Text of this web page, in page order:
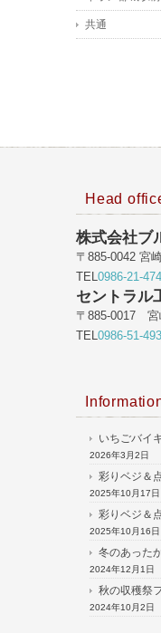
共通
Head
株式会社ブ
〒885-0042 宮
TEL0986-21-
セントラル
〒885-0017 宮
TEL0986-51-
いちごバイ
2026年3月2日
彩りベジ＆
2025年10月17日
彩りベジ＆
2025年10月16日
冬のあった
2024年12月1日
秋の収穫祭
2024年10月2日